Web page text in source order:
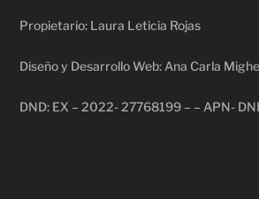
Propietario: Laura Leticia Rojas
Diseño y Desarrollo Web: Ana Carla
DND: EX – 2022- 27768199 – – APN-